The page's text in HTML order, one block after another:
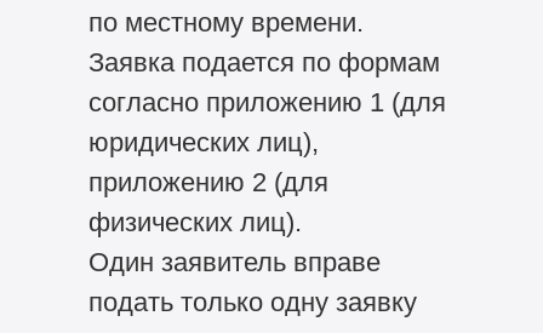
по местному времени.
Заявка подается по формам
согласно приложению 1 (для
юридических лиц),
приложению 2 (для
физических лиц).
Один заявитель вправе
подать только одну заявку